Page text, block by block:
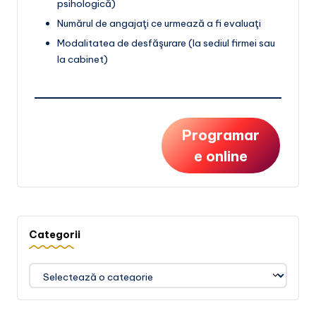
psihologică)
Numărul de angajaţi ce urmează a fi evaluaţi
Modalitatea de desfăşurare (la sediul firmei sau
la cabinet)
Programar
e online
Categorii
Categorii